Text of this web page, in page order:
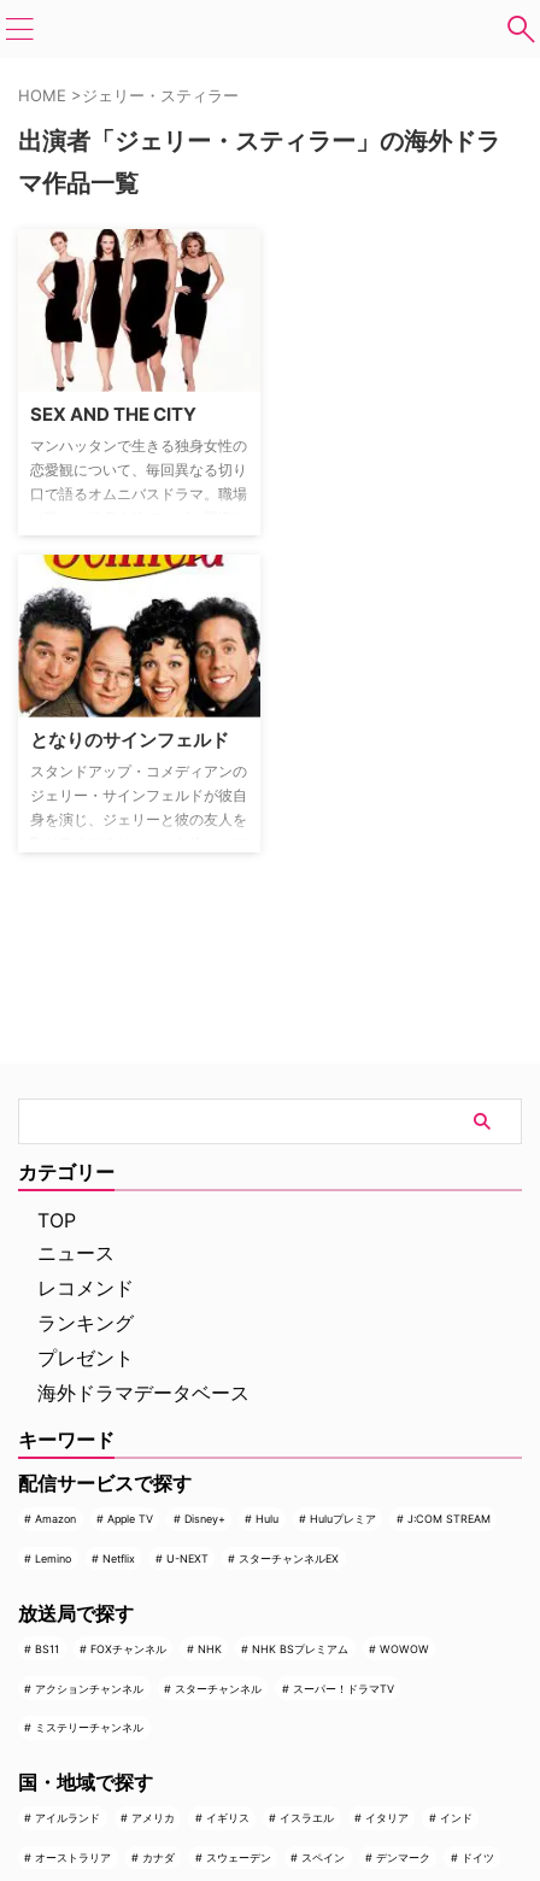
HOME >ジェリー・スティラー
出演者「ジェリー・スティラー」の海外ドラ
マ作品一覧
SEX AND THE CITY
マンハッタンで生きる独身女性の
恋愛観について、毎回異なる切り
口で語るオムニバスドラマ。職場
れ、弁が立ちすぎるのか男にも敬
遠されがちなミランダ。美貌とパ
ワー兼ね備えた男前なサマンサ姉
さんと保守的で理想の結婚のため
に努力を惜しまないタフガールの
シャーロットの3人に加え、この
物語のストリーテーラー的役割も
担い、ルールよりも感情を大事に
する（流される？）キャリー。性
人が語る恋愛観がスリリング。5
番目の登場人物といわれているの
はNYの町並み。NYのファッショ
ンスタイルやおしゃれスポットな
となりのサインフェルド
スタンドアップ・コメディアンの
ジェリー・サインフェルドが彼自
身を演じ、ジェリーと彼の友人を
カテゴリー
TOP
ニュース
レコメンド
ランキング
プレゼント
海外ドラマデータベース
キーワード
配信サービスで探す
Amazon Apple TV Disney+ Hulu Huluプレミア J:COM STREAM
Lemino Netflix U-NEXT スターチャンネルEX
放送局で探す
BS11 FOXチャンネル NHK NHK BSプレミアム WOWOW
アクションチャンネル スターチャンネル スーパー！ドラマTV
ミステリーチャンネル
国・地域で探す
アイルランド アメリカ イギリス イスラエル イタリア インド
オーストラリア カナダ スウェーデン スペイン デンマーク ドイツ